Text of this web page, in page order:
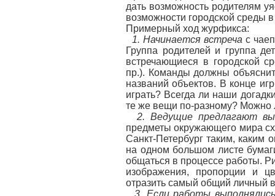
дать возможность родителям
возможности городской среды
Примерный ход журфикса:
1. Начинается встреча с
Группа родителей и группа
встречающиеся в городской
пр.). Команды должны
названий объектов. В конце
играть? Всегда ли наши
те же вещи по-разному? Можно
2. Ведущие предлагают
предметы окружающего мира
Санкт-Петербург таким, каким
на одном большом листе
общаться в процессе работы.
изображения, пропорции и
отразить самый общий личный
3. Если работы